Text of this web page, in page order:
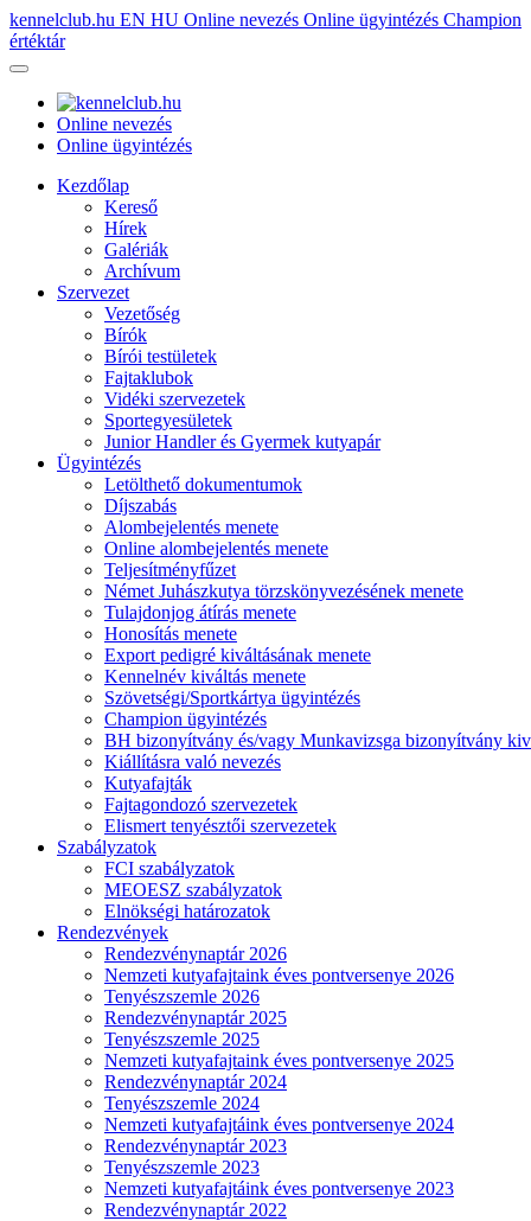
kennelclub.hu EN HU Online nevezés Online ügyintézés Champion
értéktár
Online nevezés
Online ügyintézés
Kezdőlap
Kereső
Hírek
Galériák
Archívum
Szervezet
Vezetőség
Bírók
Bírói testületek
Fajtaklubok
Vidéki szervezetek
Sportegyesületek
Junior Handler és Gyermek kutyapár
Ügyintézés
Letölthető dokumentumok
Díjszabás
Alombejelentés menete
Online alombejelentés menete
Teljesítményfűzet
Német Juhászkutya törzskönyvezésének menete
Tulajdonjog átírás menete
Honosítás menete
Export pedigré kiváltásának menete
Kennelnév kiváltás menete
Szövetségi/Sportkártya ügyintézés
Champion ügyintézés
BH bizonyítvány és/vagy Munkavizsga bizonyítvány
Kiállításra való nevezés
Kutyafajták
Fajtagondozó szervezetek
Elismert tenyésztői szervezetek
Szabályzatok
FCI szabályzatok
MEOESZ szabályzatok
Elnökségi határozatok
Rendezvények
Rendezvénynaptár 2026
Nemzeti kutyafajtaink éves pontversenye 2026
Tenyészszemle 2026
Rendezvénynaptár 2025
Tenyészszemle 2025
Nemzeti kutyafajtaink éves pontversenye 2025
Rendezvénynaptár 2024
Tenyészszemle 2024
Nemzeti kutyafajtáink éves pontversenye 2024
Rendezvénynaptár 2023
Tenyészszemle 2023
Nemzeti kutyafajtáink éves pontversenye 2023
Rendezvénynaptár 2022